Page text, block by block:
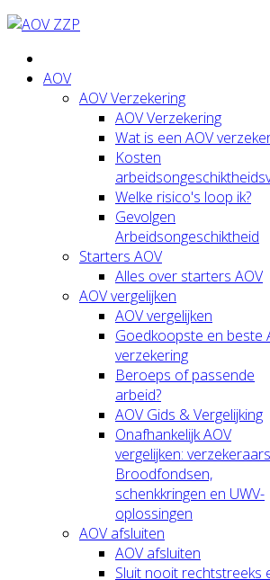
AOV
AOV Verzekering
AOV Verzekering
Wat is een AOV
Kosten
Welke risico's loop ik?
Gevolgen
Arbeidsongeschiktheid
Starters AOV
Alles over starters AOV
AOV vergelijken
AOV vergelijken
Goedkoopste en beste
verzekering
Beroeps of passende
arbeid?
AOV Gids & Vergelijking
Onafhankelijk AOV
vergelijken:
Broodfondsen,
schenkkringen en UWV-
oplossingen
AOV afsluiten
AOV afsluiten
Sluit nooit rechtstreeks